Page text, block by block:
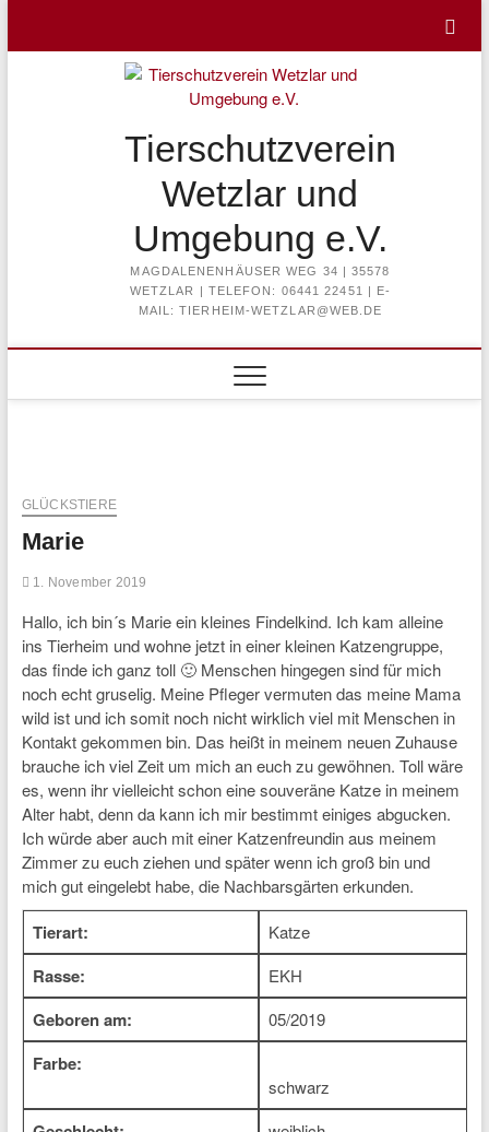
content
Tierschutzverein
Wetzlar und
Umgebung e.V.
MAGDALENENHÄUSER WEG 34 | 35578
WETZLAR | TELEFON: 06441 22451 | E-
MAIL: TIERHEIM-WETZLAR@WEB.DE
GLÜCKSTIERE
Marie
1. November 2019
Hallo, ich bin´s Marie ein kleines Findelkind. Ich kam alleine
ins Tierheim und wohne jetzt in einer kleinen Katzengruppe,
das finde ich ganz toll 🙂 Menschen hingegen sind für mich
noch echt gruselig. Meine Pfleger vermuten das meine Mama
wild ist und ich somit noch nicht wirklich viel mit Menschen in
Kontakt gekommen bin. Das heißt in meinem neuen Zuhause
brauche ich viel Zeit um mich an euch zu gewöhnen. Toll wäre
es, wenn ihr vielleicht schon eine souveräne Katze in meinem
Alter habt, denn da kann ich mir bestimmt einiges abgucken.
Ich würde aber auch mit einer Katzenfreundin aus meinem
Zimmer zu euch ziehen und später wenn ich groß bin und
mich gut eingelebt habe, die Nachbarsgärten erkunden.
Tierart: Katze
Rasse: EKH
Geboren am: 05/2019
Farbe:
schwarz